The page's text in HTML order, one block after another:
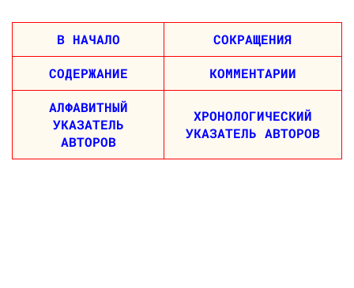
В НАЧАЛО СОКРАЩЕНИЯ
СОДЕРЖАНИЕ КОММЕНТАРИИ
АЛФАВИТНЫЙ
УКАЗАТЕЛЬ
АВТОРОВ
ХРОНОЛОГИЧЕСКИЙ
УКАЗАТЕЛЬ АВТОРОВ